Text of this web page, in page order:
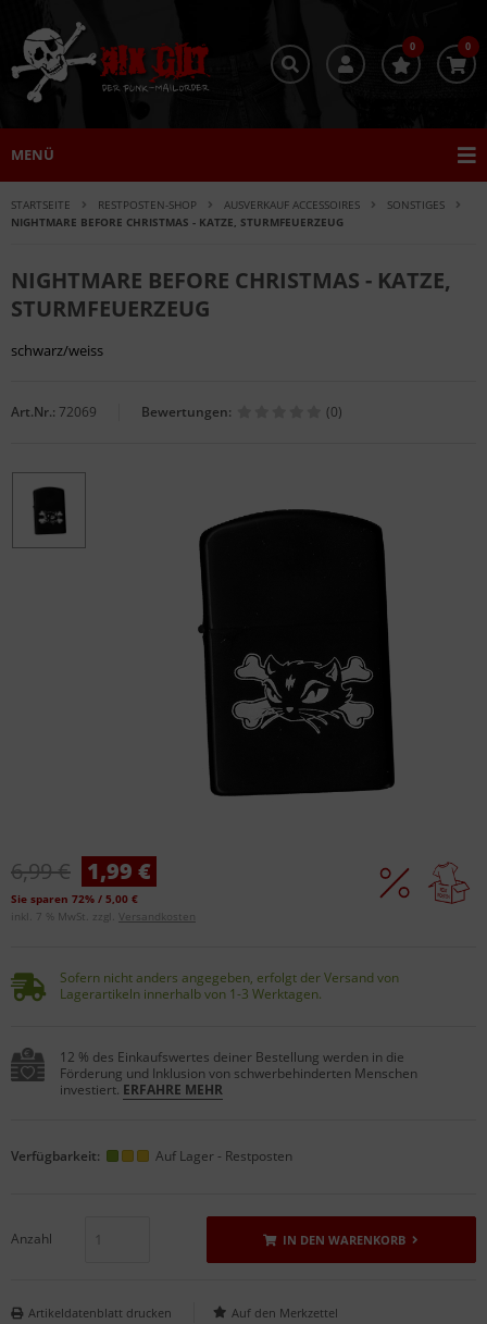
0 0
MENÜ
STARTSEITE RESTPOSTEN-SHOP AUSVERKAUF ACCESSOIRES
SONSTIGES
NIGHTMARE BEFORE CHRISTMAS - KATZE, STURMFEUERZEUG
NIGHTMARE BEFORE CHRISTMAS - KATZE,
STURMFEUERZEUG
schwarz/weiss
Art.Nr.: 72069 Bewertungen: (0)
6,99 € 1,99 €
Sie sparen 72% / 5,00 €
inkl. 7 % MwSt. zzgl. Versandkosten
Sofern nicht anders angegeben, erfolgt der Versand von
Lagerartikeln innerhalb von 1-3 Werktagen.
12 % des Einkaufswertes deiner Bestellung werden in die
Förderung und Inklusion von schwerbehinderten Menschen
investiert. ERFAHRE MEHR
Verfügbarkeit: Auf Lager - Restposten
Anzahl IN DEN WARENKORB
Artikeldatenblatt drucken